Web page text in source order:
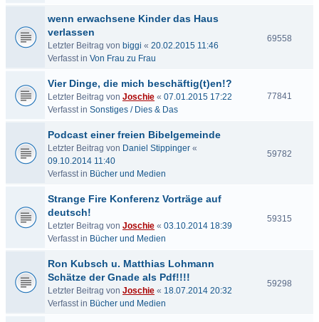
wenn erwachsene Kinder das Haus
verlassen
Letzter Beitrag von biggi « 20.02.2015 11:46
Verfasst in Von Frau zu Frau
69558
Vier Dinge, die mich beschäftig(t)en!?
Letzter Beitrag von Joschie « 07.01.2015 17:22
Verfasst in Sonstiges / Dies & Das
77841
Podcast einer freien Bibelgemeinde
Letzter Beitrag von Daniel Stippinger «
09.10.2014 11:40
Verfasst in Bücher und Medien
59782
Strange Fire Konferenz Vorträge auf
deutsch!
Letzter Beitrag von Joschie « 03.10.2014 18:39
Verfasst in Bücher und Medien
59315
Ron Kubsch u. Matthias Lohmann
Schätze der Gnade als Pdf!!!!
Letzter Beitrag von Joschie « 18.07.2014 20:32
Verfasst in Bücher und Medien
59298